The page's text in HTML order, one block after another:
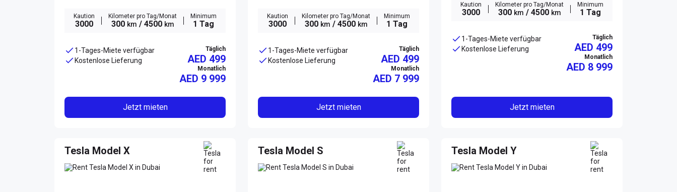
Kaution
3000
Kilometer pro Tag/Monat
300 km / 4500 km
Minimum
1 Tag
1-Tages-Miete verfügbar
Kostenlose Lieferung
Täglich
AED 499
Monatlich
AED 9 999
Jetzt mieten
Kaution
3000
Kilometer pro Tag/Monat
300 km / 4500 km
Minimum
1 Tag
1-Tages-Miete verfügbar
Kostenlose Lieferung
Täglich
AED 499
Monatlich
AED 7 999
Jetzt mieten
Kaution
3000
Kilometer pro Tag/Monat
300 km / 4500 km
Minimum
1 Tag
1-Tages-Miete verfügbar
Kostenlose Lieferung
Täglich
AED 499
Monatlich
AED 8 999
Jetzt mieten
Tesla Model X Tesla Model S Tesla Model Y